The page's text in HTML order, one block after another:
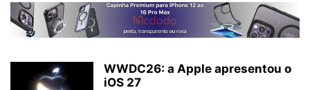
WWDC26: a Apple apresentou o
iOS 27